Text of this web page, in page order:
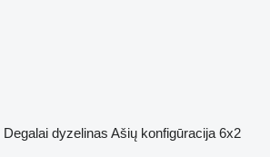
Degalai dyzelinas Ašių konfigūracija 6x2